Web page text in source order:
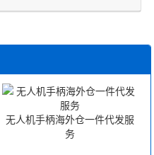
无人机手柄海外仓一件代发服
务